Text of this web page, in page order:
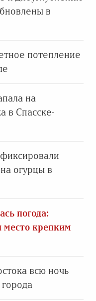
в
потепление
на
в Спасске-
огурцы в
погода:
место крепким
всю ночь